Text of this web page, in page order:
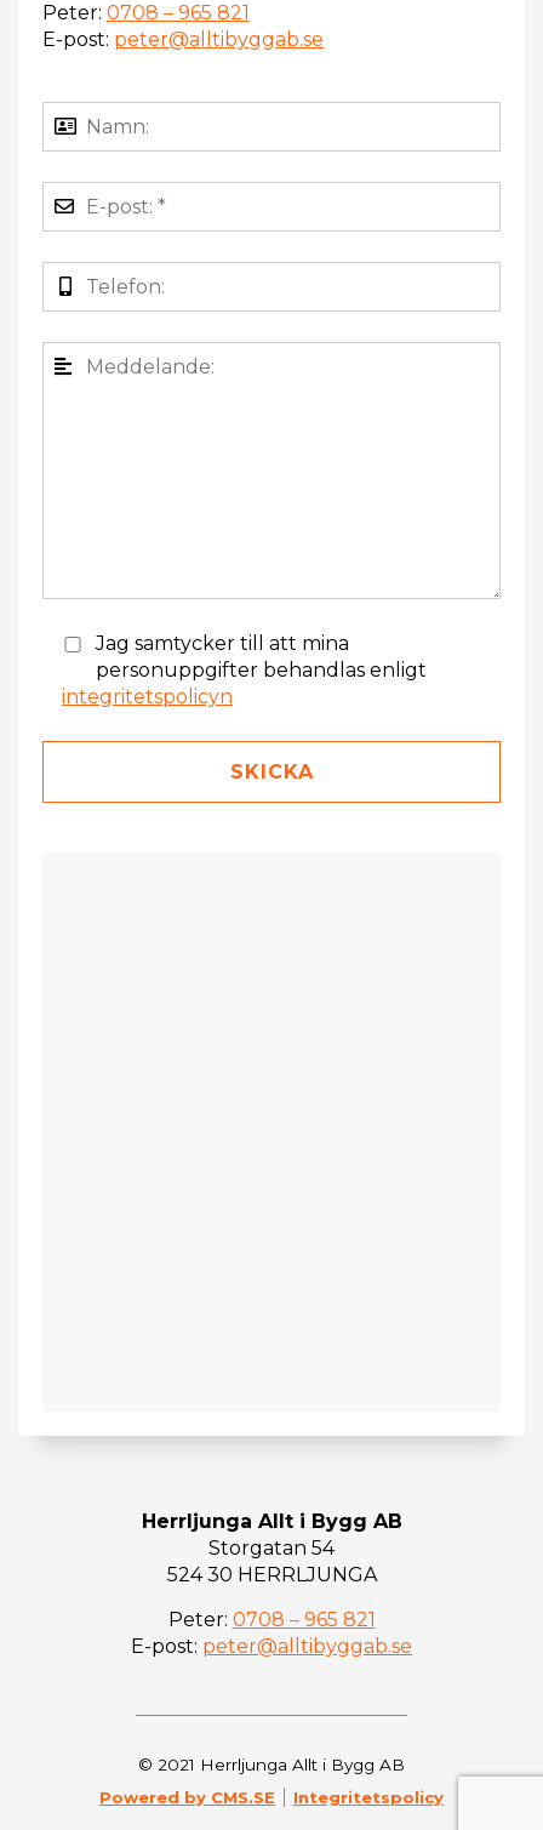
Peter: 0708 – 965 821
E-post: peter@alltibyggab.se
Jag samtycker till att mina
personuppgifter behandlas enligt
integritetspolicyn
Herrljunga Allt i Bygg AB
Storgatan 54
524 30 HERRLJUNGA
Peter: 0708 – 965 821
E-post: peter@alltibyggab.se
© 2021 Herrljunga Allt i Bygg AB
Powered by CMS.SE
Integritetspolicy